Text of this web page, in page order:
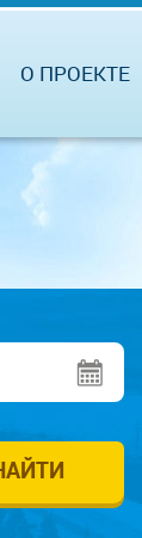
О ПРОЕКТЕ